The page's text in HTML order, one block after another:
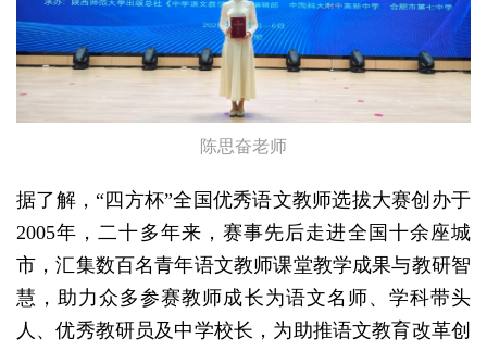
陈思奋老师
据了解，“四方杯”全国优秀语文教师选拔大赛创办于
2005年，二十多年来，赛事先后走进全国十余座城
市，汇集数百名青年语文教师课堂教学成果与教研智
慧，助力众多参赛教师成长为语文名师、学科带头
人、优秀教研员及中学校长，为助推语文教育改革创